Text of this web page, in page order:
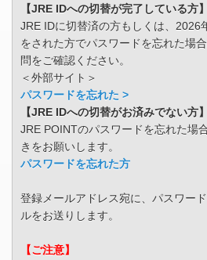
【JRE IDへの切替が完了している方】
JRE IDに切替済の方もしくは、2026
をされた方でパスワードを忘れた場
問をご確認ください。
＜外部サイト＞
パスワードを忘れた >
【JRE IDへの切替がお済みでない方】
JRE POINTのパスワードを忘れた場
きをお願いします。
パスワードを忘れた方
登録メールアドレス宛に、パスワー
ルをお送りします。
【ご注意】